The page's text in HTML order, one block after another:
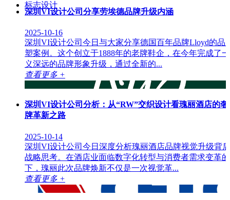
标志设计
深圳VI设计公司分享劳埃德品牌升级内涵
2025-10-16
深圳VI设计公司今日与大家分享德国百年品牌Lloyd的品
塑案例。这个创立于1888年的老牌鞋企，在今年完成了
义深远的品牌形象升级，通过全新的...
查看更多 +
深圳VI设计公司分析：从“RW”交织设计看瑰丽酒店的
牌革新之路
2025-10-14
深圳VI设计公司今日深度分析瑰丽酒店品牌视觉升级背
战略思考。在酒店业面临数字化转型与消费者需求变革
下，瑰丽此次品牌焕新不仅是一次视觉革...
查看更多 +